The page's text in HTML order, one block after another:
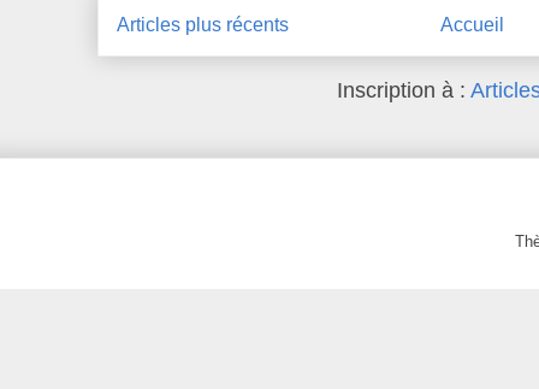
Articles plus récents Accueil
Inscription à :